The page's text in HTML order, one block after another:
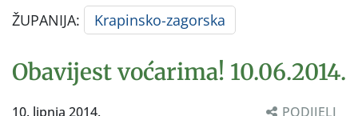
ŽUPANIJA: Krapinsko-zagorska
Obavijest voćarima! 10.06.2014.
10. lipnja 2014. PODIJELI